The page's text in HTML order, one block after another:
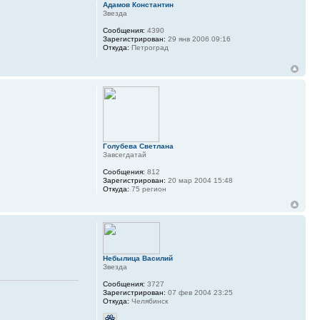
Адамов Константин
Звезда
Сообщения: 4390
Зарегистрирован: 29 янв 2006 09:16
Откуда: Петроград
Голубева Светлана
Завсегдатай
Сообщения: 812
Зарегистрирован: 20 мар 2004 15:48
Откуда: 75 регион
Небылица Василий
Звезда
Сообщения: 3727
Зарегистрирован: 07 фев 2004 23:25
Откуда: Челябинск